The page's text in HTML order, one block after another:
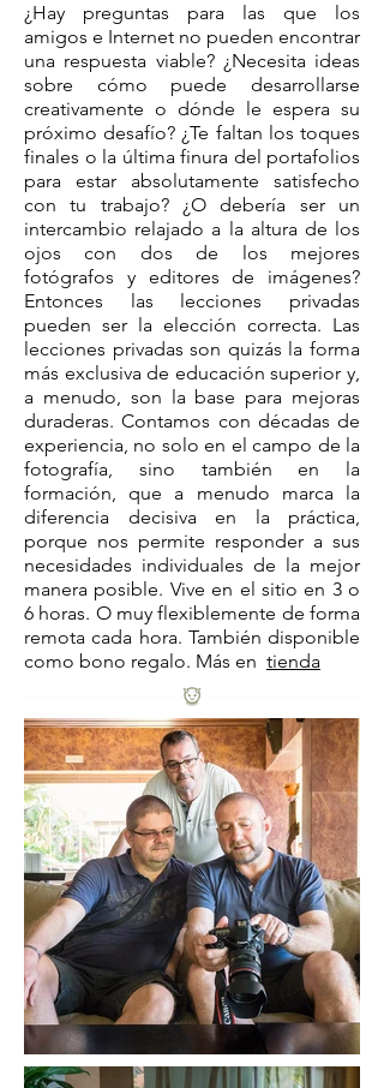
¿Hay preguntas para las que los
amigos e Internet no pueden encontrar
una respuesta viable? ¿Necesita ideas
sobre cómo puede desarrollarse
creativamente o dónde le espera su
próximo desafío? ¿Te faltan los toques
finales o la última finura del portafolios
para estar absolutamente satisfecho
con tu trabajo? ¿O debería ser un
intercambio relajado a la altura de los
ojos con dos de los mejores
fotógrafos y editores de imágenes?
Entonces las lecciones privadas
pueden ser la elección correcta. Las
lecciones privadas son quizás la forma
más exclusiva de educación superior y,
a menudo, son la base para mejoras
duraderas. Contamos con décadas de
experiencia, no solo en el campo de la
fotografía, sino también en la
formación, que a menudo marca la
diferencia decisiva en la práctica,
porque nos permite responder a sus
necesidades individuales de la mejor
manera posible. Vive en el sitio en 3 o
6 horas. O muy flexiblemente de forma
remota cada hora. También disponible
como bono regalo. Más en tienda